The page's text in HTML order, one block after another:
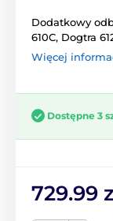
Dodatkowy
610C, Dogtra
Więcej
Dostępne 3
729.99